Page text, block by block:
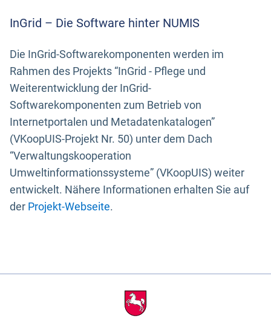
InGrid – Die Software hinter NUMIS
Die InGrid-Softwarekomponenten werden im
Rahmen des Projekts “InGrid - Pflege und
Weiterentwicklung der InGrid-
Softwarekomponenten zum Betrieb von
Internetportalen und Metadatenkatalogen”
(VKoopUIS-Projekt Nr. 50) unter dem Dach
“Verwaltungskooperation
Umweltinformationssysteme” (VKoopUIS) weiter
entwickelt. Nähere Informationen erhalten Sie auf
der Projekt-Webseite.